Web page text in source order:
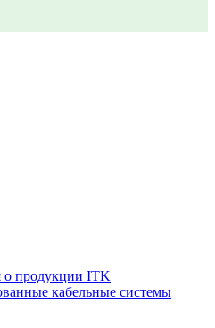
о продукции ITK
кабельные системы